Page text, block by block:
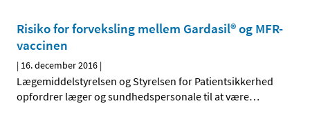
Risiko for forveksling mellem Gardasil® og MFR-
vaccinen
| 16. december 2016 |
Lægemiddelstyrelsen og Styrelsen for Patientsikkerhed
opfordrer læger og sundhedspersonale til at være…